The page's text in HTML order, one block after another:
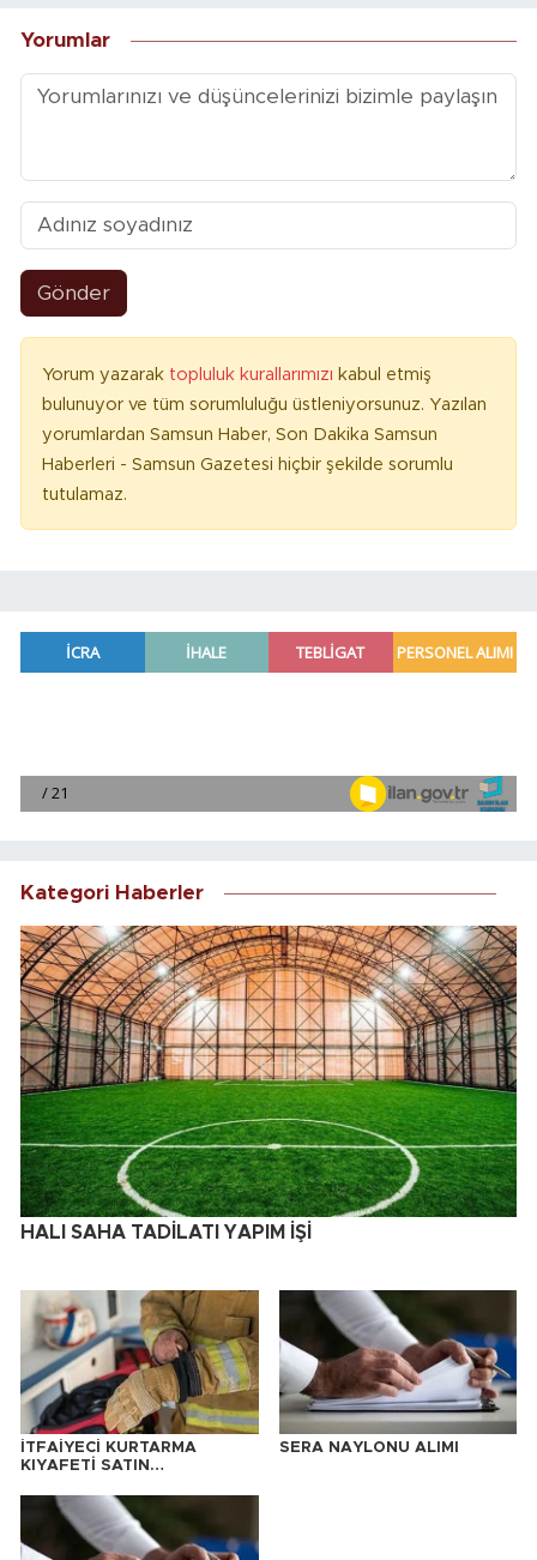
Yorumlar
Gönder
Yorum yazarak topluluk kurallarımızı kabul etmiş
bulunuyor ve tüm sorumluluğu üstleniyorsunuz. Yazılan
yorumlardan Samsun Haber, Son Dakika Samsun
Haberleri - Samsun Gazetesi hiçbir şekilde sorumlu
tutulamaz.
Kategori Haberler
HALI SAHA TADİLATI YAPIM İŞİ
İTFAİYECİ KURTARMA
KIYAFETİ SATIN
SERA NAYLONU ALIMI